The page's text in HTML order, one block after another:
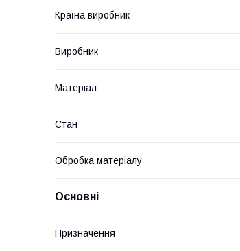
Країна виробник
Виробник
Матеріал
Стан
Обробка матеріалу
Основні
Призначення